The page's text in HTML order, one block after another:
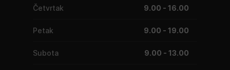
Četvrtak 9.00 - 16.00
Petak 9.00 - 19.00
Subota 9.00 - 13.00